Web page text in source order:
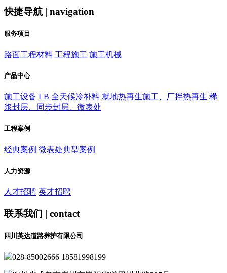
快捷导航 | navigation
服务项目
路面工程材料 工程施工 施工机械
产品中心
施工设备 LB 全天候冷补料 就地热再生施工、厂拌热再生 稀
浆封层、同步封层、微表处
工程案例
经典案例 微表处典型案例
人力资源
人才招聘 英才招聘
联系我们 | contact
四川英达道路养护有限公司
028-85002666 18581998199